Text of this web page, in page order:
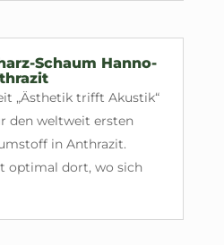
Schaum Hanno-
„Ästhetik trifft Akustik“
den weltweit ersten
in Anthrazit.
optimal dort, wo sich